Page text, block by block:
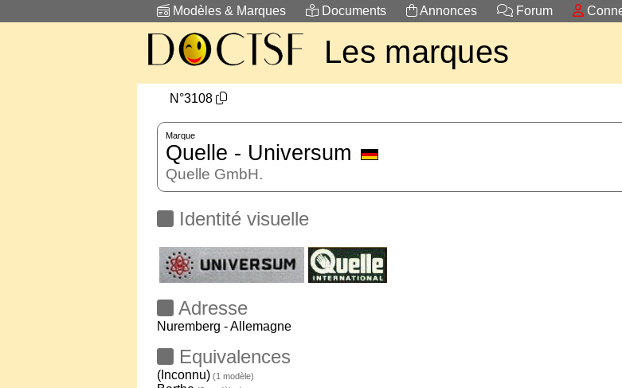
Modèles & Marques Documents Annonces Forum
Les marques
N°3108
Marque
Quelle - Universum
Quelle GmbH.
Identité visuelle
Adresse
Nuremberg - Allemagne
Equivalences
(Inconnu) (1 modèle)